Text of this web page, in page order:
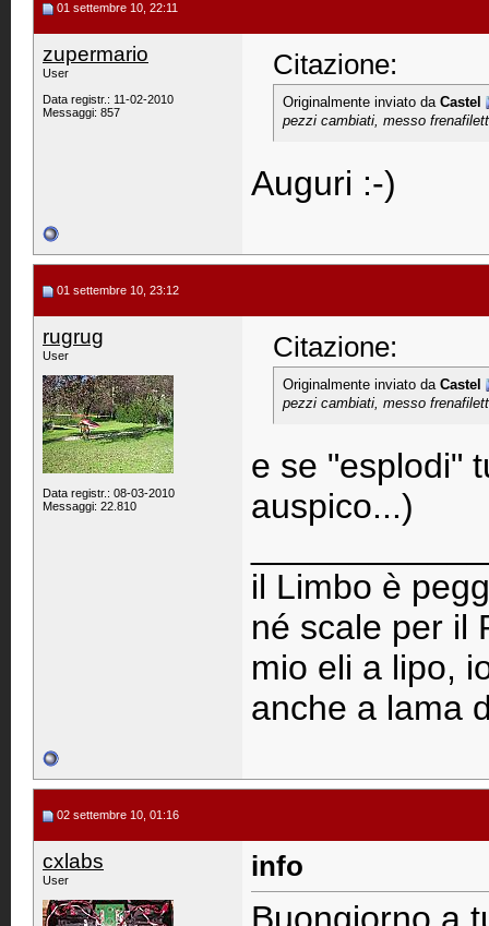
01 settembre 10, 22:11
zupermario
User
Data registr.: 11-02-2010
Messaggi: 857
Citazione:
Originalmente inviato da Castel
pezzi cambiati, messo
Auguri :-)
01 settembre 10, 23:12
rugrug
User
Data registr.: 08-03-2010
Messaggi: 22.810
Citazione:
Originalmente inviato da Castel
pezzi cambiati, messo
e se "esplodi"
auspico...)
il Limbo è
né scale per il
mio eli a lipo,
anche a lama
02 settembre 10, 01:16
cxlabs
User info